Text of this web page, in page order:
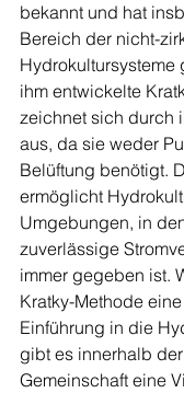
bekannt und hat
Bereich der nicht-
Hydrokultursysteme
ihm entwickelte
zeichnet sich durch
aus, da sie weder
Belüftung benötigt.
ermöglicht
Umgebungen, in
zuverlässige
immer gegeben ist.
Kratky-Methode
Einführung in die
gibt es innerhalb
Gemeinschaft eine